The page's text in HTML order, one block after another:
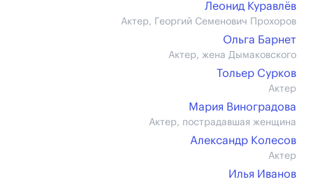
Леонид Куравлёв
Актер, Георгий Семенович Прохоров
Ольга Барнет
Актер, жена Дымаковского
Тольер Сурков
Актер
Мария Виноградова
Актер, пострадавшая женщина
Александр Колесов
Актер
Илья Иванов